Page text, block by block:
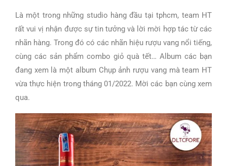
Là một trong những studio hàng đầu tại tphcm, team HT
rất vui vị nhận được sự tin tưởng và lời mời hợp tác từ các
nhãn hàng. Trong đó có các nhãn hiệu rượu vang nổi tiếng,
cùng các sản phẩm combo giỏ quà tết… Album các bạn
đang xem là một album Chụp ảnh rượu vang mà team HT
vừa thực hiện trong tháng 01/2022. Mời các bạn cùng xem
qua.